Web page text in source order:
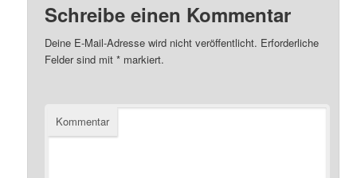
Schreibe einen Kommentar
Deine E-Mail-Adresse wird nicht veröffentlicht. Erforderliche
Felder sind mit* markiert.
Kommentar